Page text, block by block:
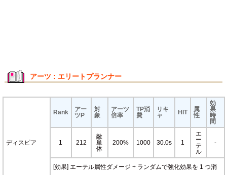
アーツ : エリートプランナー
ディスピア
Rank
アー
ツP
対
象
アーツ
倍率
TP消
費
リキ
ャ
HIT
属
性
効
果
時
間
1 212
敵
単
体
200% 1000 30.0s 1
エ
ー
テ
ル
-
[効果] エーテル属性ダメージ + ランダムで強化効果を 1 つ消